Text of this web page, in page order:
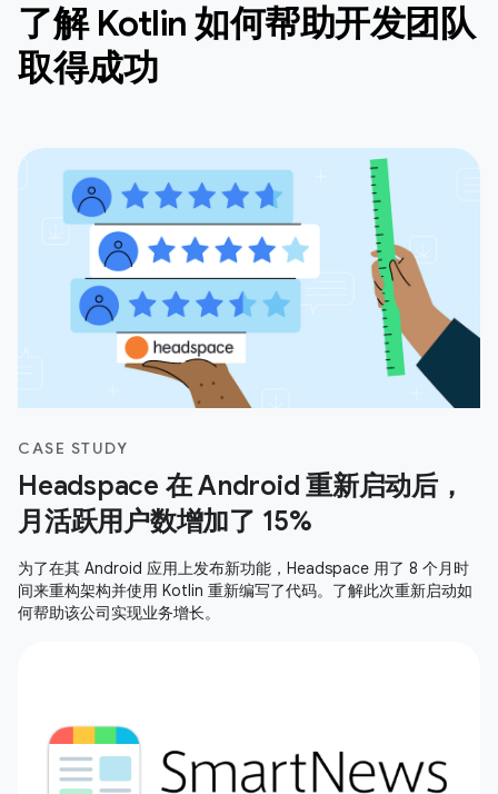
了解 Kotlin 如何帮助开发团队
取得成功
CASE STUDY
Headspace 在 Android 重新启动后，
月活跃用户数增加了 15%
为了在其 Android 应用上发布新功能，Headspace 用了 8 个月时
间来重构架构并使用 Kotlin 重新编写了代码。了解此次重新启动如
何帮助该公司实现业务增长。